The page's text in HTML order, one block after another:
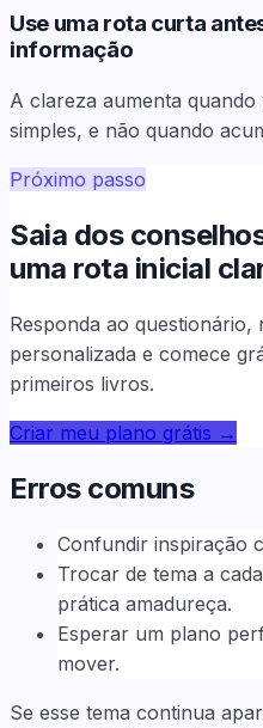
Use uma rota curta
informação
A clareza aumenta
simples, e não quando
Próximo passo
Saia dos
uma rota inicial
Responda ao questionário,
personalizada e comece
primeiros livros.
Criar meu plano grátis →
Erros comuns
Confundir inspiração
Trocar de tema a
prática amadureça.
Esperar um plano
mover.
Se esse tema continua